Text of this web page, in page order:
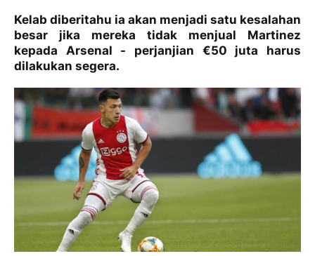
Kelab diberitahu ia akan menjadi satu kesalahan
besar jika mereka tidak menjual Martinez
kepada Arsenal - perjanjian €50 juta harus
dilakukan segera.